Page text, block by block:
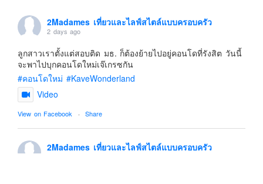
อเมริกา
ร้านอร่อย
บทความครอบครัว
Beauty Review
รีวิวสายการบิน
Products & Applications
About Us
2Madames เที่ยวและไลฟ์สไตล์แบบครอบครัว
2 days ago
ลูกสาวเราตั้งแต่สอบติด มธ. ก็ต้องย้ายไปอยู่คอนโดที่รังสิต วันนี้
จะพาไปบุกคอนโดใหม่เจ๊เกรซกัน
#คอนโดใหม่ #KaveWonderland
Video
View on Facebook · Share
2Madames เที่ยวและไลฟ์สไตล์แบบครอบครัว